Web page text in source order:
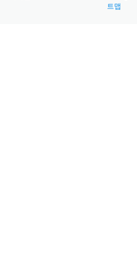
트맵